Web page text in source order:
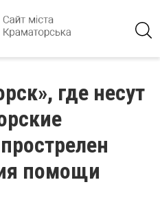
гдe несут
помощи